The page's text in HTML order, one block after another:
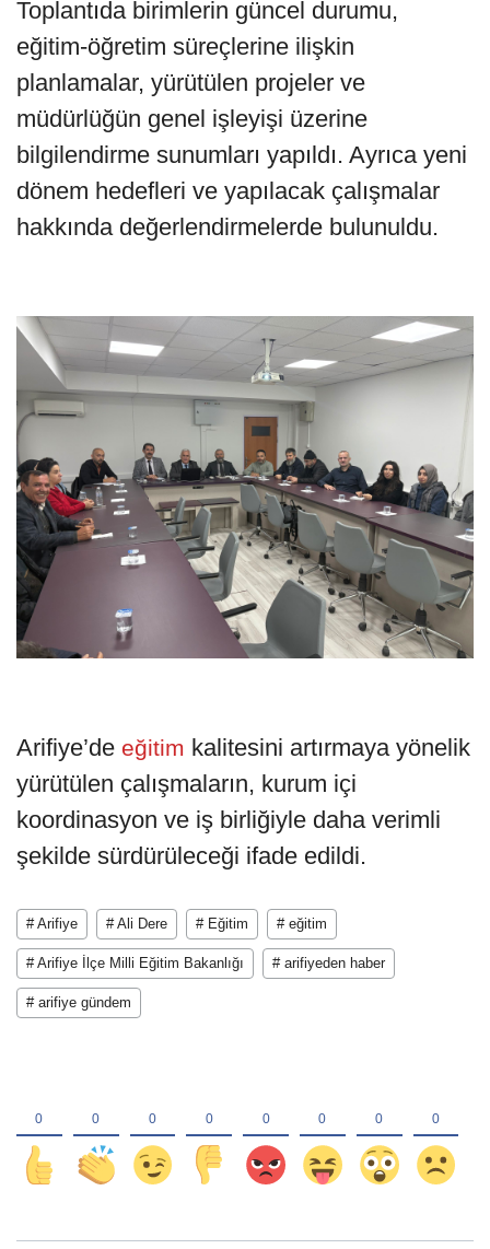
Toplantıda birimlerin güncel durumu,
eğitim-öğretim süreçlerine ilişkin
planlamalar, yürütülen projeler ve
müdürlüğün genel işleyişi üzerine
bilgilendirme sunumları yapıldı. Ayrıca yeni
dönem hedefleri ve yapılacak çalışmalar
hakkında değerlendirmelerde bulunuldu.
Arifiye’de eğitim kalitesini artırmaya yönelik
yürütülen çalışmaların, kurum içi
koordinasyon ve iş birliğiyle daha verimli
şekilde sürdürüleceği ifade edildi.
# Arifiye # Ali Dere # Eğitim # eğitim
# Arifiye İlçe Milli Eğitim Bakanlığı # arifiyeden haber
# arifiye gündem